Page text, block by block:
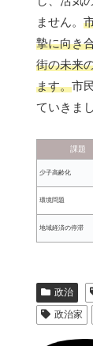
ません。
摯に向き
街の未来
ます。市
ていきま
課題
少子高齢化
環境問題
地域経済の停滞
政治
政治家